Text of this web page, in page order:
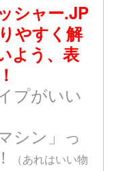
シャー.JP
やすく解
よう、表
プがいい
シン」っ
（あれはいい物